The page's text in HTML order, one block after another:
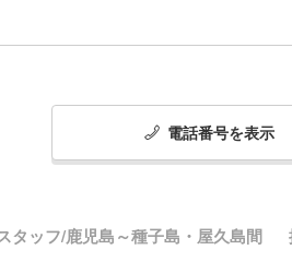
電話番号を表示
タッフ/鹿児島～種子島・屋久島間